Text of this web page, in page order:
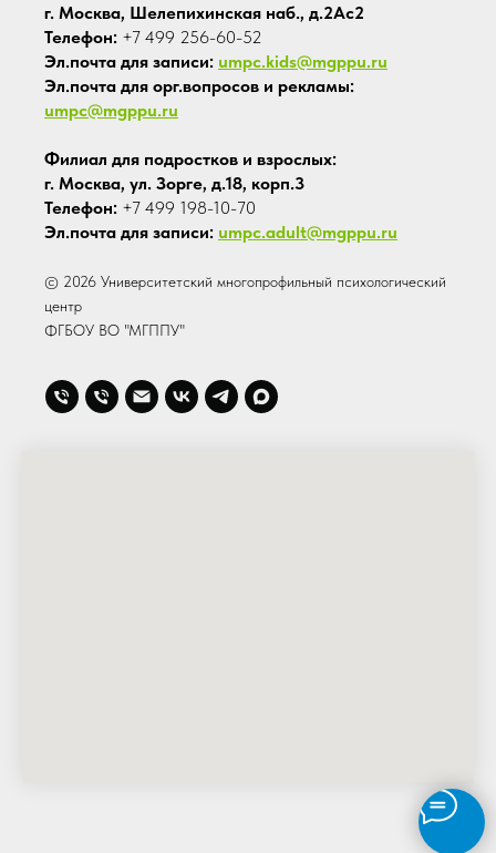
г. Москва, Шелепихинская наб., д.2Ас2
Телефон: +7 499 256-60-52
Эл.почта для записи: umpc.kids@mgppu.ru
Эл.почта для орг.вопросов и рекламы:
umpc@mgppu.ru
Филиал для подростков и взрослых:
г. Москва, ул. Зорге, д.18, корп.3
Телефон: +7 499 198-10-70
Эл.почта для записи: umpc.adult@mgppu.ru
© 2026 Университетский многопрофильный психологический
центр
ФГБОУ ВО "МГППУ"